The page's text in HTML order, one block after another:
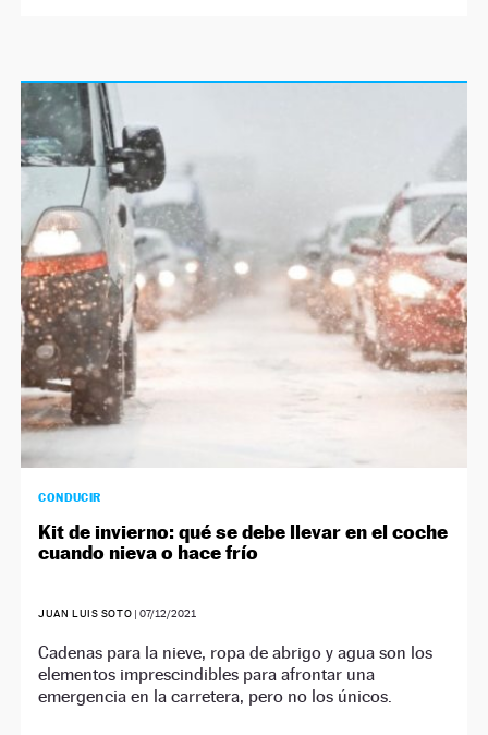
CONDUCIR
Kit de invierno: qué se debe llevar en el coche
cuando nieva o hace frío
JUAN LUIS SOTO |07/12/2021
Cadenas para la nieve, ropa de abrigo y agua son los
elementos imprescindibles para afrontar una
emergencia en la carretera, pero no los únicos.